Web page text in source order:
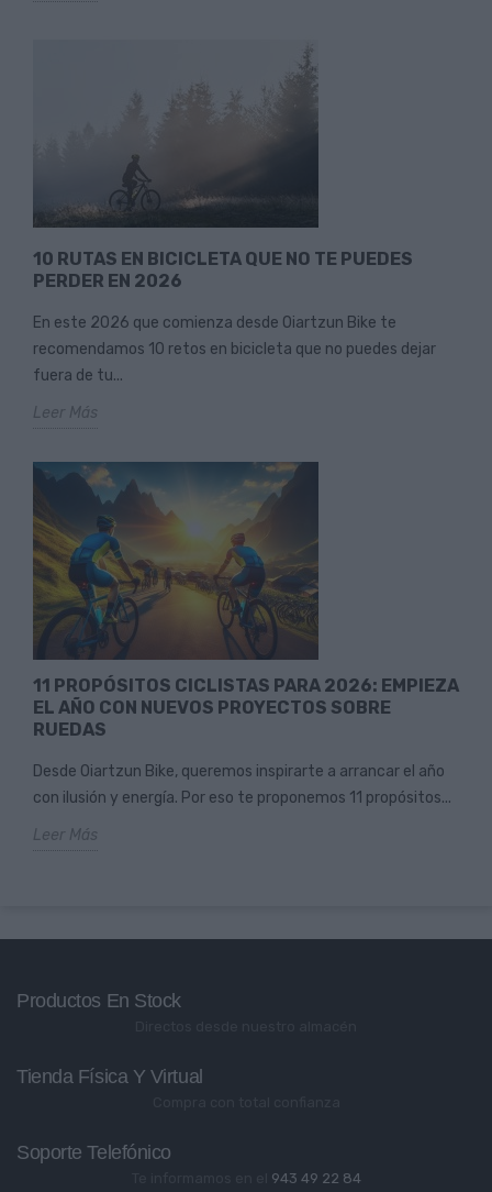
10 RUTAS EN BICICLETA QUE NO TE PUEDES
PERDER EN 2026
En este 2026 que comienza desde Oiartzun Bike te
recomendamos 10 retos en bicicleta que no puedes dejar
fuera de tu...
Leer Más
11 PROPÓSITOS CICLISTAS PARA 2026: EMPIEZA
EL AÑO CON NUEVOS PROYECTOS SOBRE
RUEDAS
Desde Oiartzun Bike, queremos inspirarte a arrancar el año
con ilusión y energía. Por eso te proponemos 11 propósitos...
Leer Más
Productos En Stock
Tienda Física Y Virtual
Soporte Telefónico
943 49 22 84